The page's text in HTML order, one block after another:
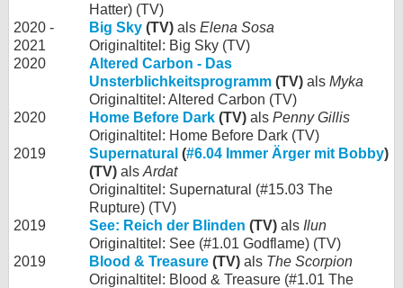
Hatter) (TV)
2020 -
2021
Big Sky (TV) als Elena Sosa
Originaltitel: Big Sky (TV)
2020
Altered Carbon - Das
Unsterblichkeitsprogramm (TV) als Myka
Originaltitel: Altered Carbon (TV)
2020
Home Before Dark (TV) als Penny Gillis
Originaltitel: Home Before Dark (TV)
2019
Supernatural (#6.04 Immer Ärger mit Bobby)
(TV) als Ardat
Originaltitel: Supernatural (#15.03 The
Rupture) (TV)
2019
See: Reich der Blinden (TV) als Ilun
Originaltitel: See (#1.01 Godflame) (TV)
2019
Blood & Treasure (TV) als The Scorpion
Originaltitel: Blood & Treasure (#1.01 The